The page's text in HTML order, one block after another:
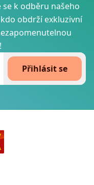
k odběru našeho
obdrží exkluzivní
Přihlásit se